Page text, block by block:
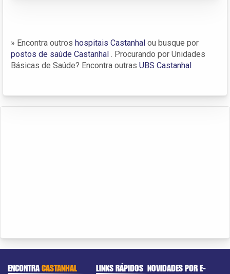
» Encontra outros hospitais Castanhal ou busque por
postos de saúde Castanhal . Procurando por Unidades
Básicas de Saúde? Encontra outras UBS Castanhal
ENCONTRACASTANHAL LINKS RÁPIDOS NOVIDADES POR E-